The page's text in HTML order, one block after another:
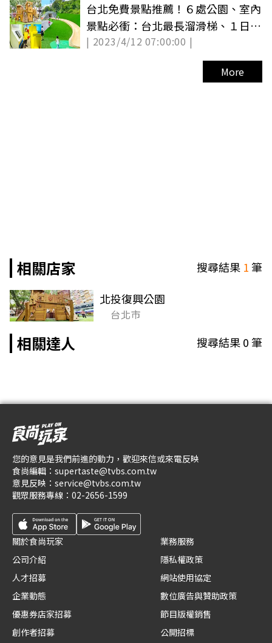
台北免費景點推薦！６處公園、室內
景點必衝：台北最長溜滑梯、１日小
加油員
| 2023/4/12 07:00:00 |
More
相關店家 搜尋結果 1筆
北投復興公園
台北市
相關達人 搜尋結果0筆
您的意見是我們前進的動力，歡迎來信或來電反映
食尚編輯： supertaste@tvbs.com.tw
意見反映： service@tvbs.com.tw
觀眾服務專線： 02-2656-1599
關於食尚玩家
公司介紹
人才招募
企業動態
優惠券店家招募
創作者招募
業務服務
隱私權政策
網站使用協定
數位廣告與贊助政策
節目版權銷售
公開招標